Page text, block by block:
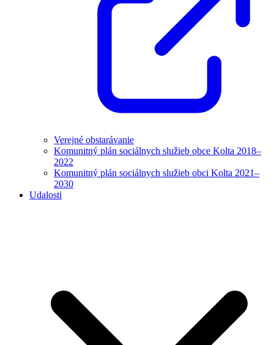
Verejné obstarávanie
Komunitný plán sociálnych služieb obce Kolta 2018–
2022
Komunitný plán sociálnych služieb obci Kolta 2021–
2030
Udalosti